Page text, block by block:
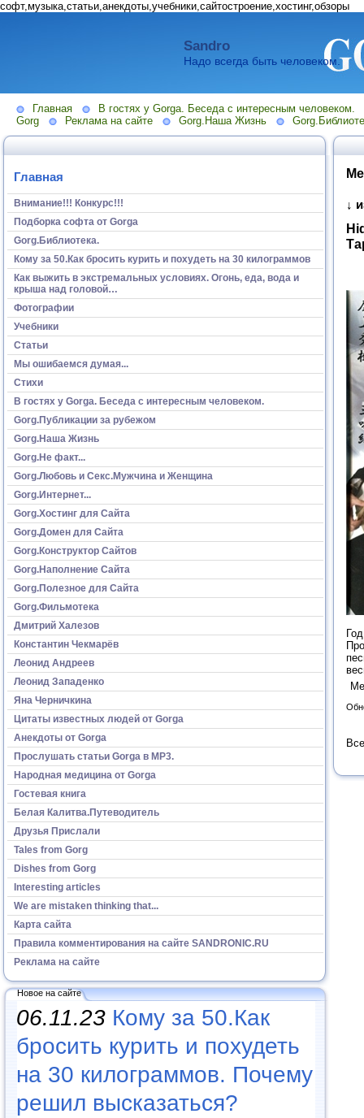
софт,музыка,статьи,анекдоты,учебники,сайтостроение,хостинг,обзоры
Sandro
Надо всегда быть человеком.
Главная
В гостях у Gorga. Беседа с интересным человеком.
Gorg
Реклама на сайте Gorg.Наша Жизнь
Главная
Внимание!!! Конкурс!!!
Подборка софта от Gorga
Gorg.Библиотека.
Кому за 50.Как бросить курить и похудеть на 30 килограммов
Как выжить в экстремальных условиях. Огонь, еда, вода и
крыша над головой…
Фотографии
Учебники
Статьи
Мы ошибаемся думая...
Стихи
В гостях у Gorga. Беседа с интересным человеком.
Gorg.Публикации за рубежом
Gorg.Наша Жизнь
Gorg.Не факт...
Gorg.Любовь и Секс.Мужчина и Женщина
Gorg.Интернет...
Gorg.Хостинг для Сайта
Gorg.Домен для Сайта
Gorg.Конструктор Сайтов
Gorg.Наполнение Сайта
Gorg.Полезное для Сайта
Gorg.Фильмотека
Дмитрий Халезов
Константин Чекмарёв
Леонид Андреев
Леонид Западенко
Яна Черничкина
Цитаты известных людей от Gorga
Анекдоты от Gorga
Прослушать статьи Gorga в МР3.
Народная медицина от Gorga
Гостевая книга
Белая Калитва.Путеводитель
Друзья Прислали
Tales from Gorg
Dishes from Gorg
Interesting articles
We are mistaken thinking that...
Карта сайта
Правила комментирования на сайте SANDRONIC.RU
Реклама на сайте
Новое на сайте
06.11.23 Кому за 50.Как
бросить курить и похудеть
на 30 килограммов. Почему
решил высказаться?
↓